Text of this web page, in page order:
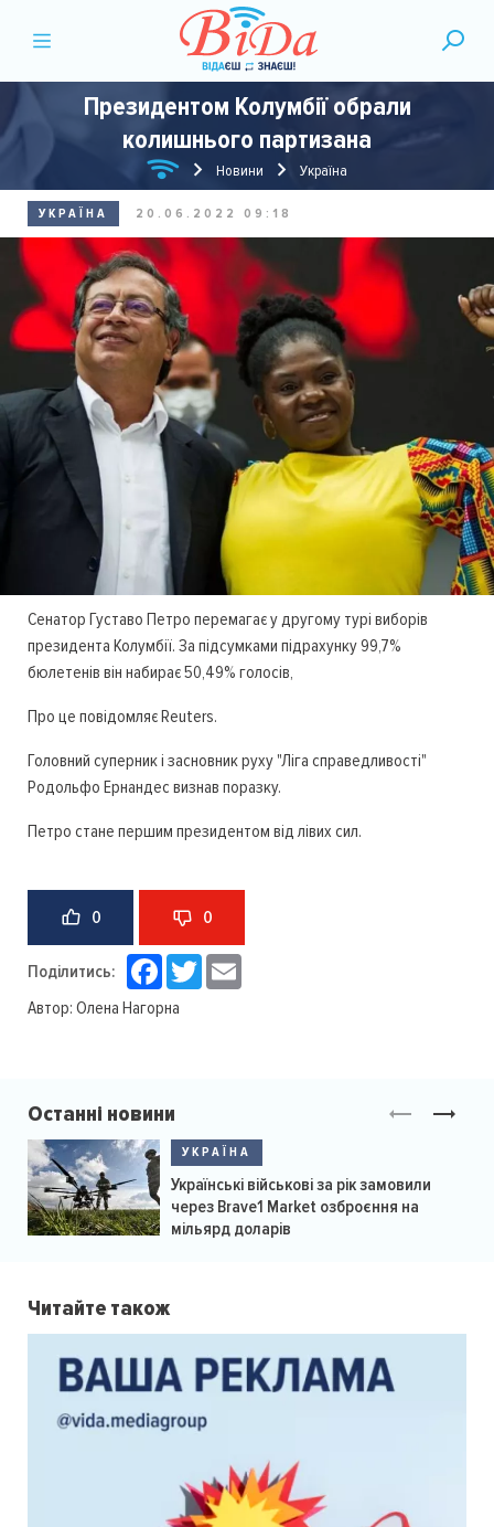
Президентом Колумбії обрали
колишнього партизана
Новини Україна
УКРАЇНА 20.06.2022 09:18
Сенатор Густаво Петро перемагає у другому турі виборів
президента Колумбії. За підсумками підрахунку 99,7%
бюлетенів він набирає 50,49% голосів,
Про це повідомляє Reuters.
Головний суперник і засновник руху "Ліга справедливості"
Родольфо Ернандес визнав поразку.
Петро стане першим президентом від лівих сил.
0 0
Поділитись: Facebook
Twitter
Автор: Олена Нагорна
Останні новини
УКРАЇНА
Українські військові за рік замовили
через Brave1 Market озброєння на
мільярд доларів
Читайте також